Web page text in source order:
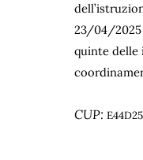
23/04/2025
quinte delle
CUP: